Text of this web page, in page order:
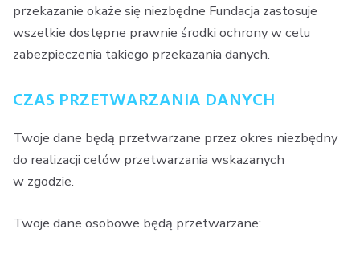
przekazanie okaże się niezbędne Fundacja zastosuje
wszelkie dostępne prawnie środki ochrony w celu
zabezpieczenia takiego przekazania danych.
CZAS PRZETWARZANIA DANYCH
Twoje dane będą przetwarzane przez okres niezbędny
do realizacji celów przetwarzania wskazanych
w zgodzie.
Twoje dane osobowe będą przetwarzane: